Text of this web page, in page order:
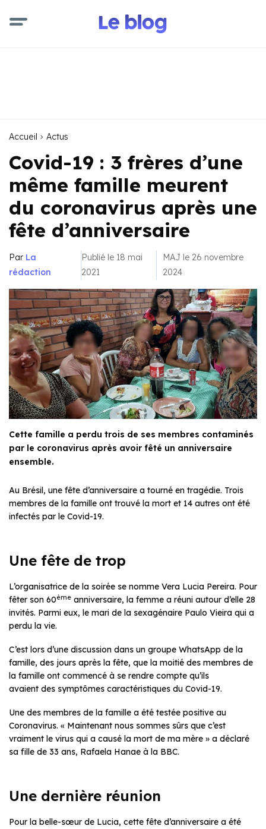
Accueil Actus
Covid-19 : 3 frères d’une
même famille meurent
du coronavirus après une
fête d’anniversaire
Par La
rédaction
Publié le 18 mai
2021
MAJ le 26 novembre
2024
Cette famille a perdu trois de ses membres contaminés
par le coronavirus après avoir fêté un anniversaire
ensemble.
Au Brésil, une fête d’anniversaire a tourné en tragédie. Trois
membres de la famille ont trouvé la mort et 14 autres ont été
infectés par le Covid-19.
Une fête de trop
L’organisatrice de la soirée se nomme Vera Lucia Pereira. Pour
fêter son 60ème anniversaire, la femme a réuni autour d’elle 28
invités. Parmi eux, le mari de la sexagénaire Paulo Vieira qui a
perdu la vie.
C’est lors d’une discussion dans un groupe WhatsApp de la
famille, des jours après la fête, que la moitié des membres de
la famille ont commencé à se rendre compte qu’ils
avaient des symptômes caractéristiques du Covid-19.
Une des membres de la famille a été testée positive au
Coronavirus. « Maintenant nous sommes sûrs que c’est
vraiment le virus qui a causé la mort de ma mère » a déclaré
sa fille de 33 ans, Rafaela Hanae à la BBC.
Une dernière réunion
Pour la belle-sœur de Lucia, cette fête d’anniversaire a été